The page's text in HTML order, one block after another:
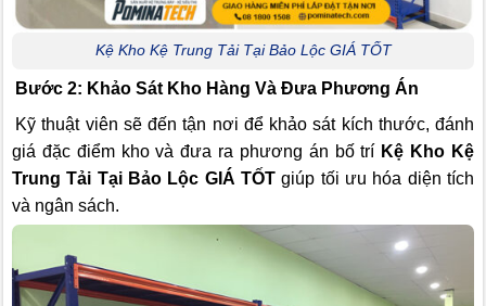
Kệ Kho Kệ Trung Tải Tại Bảo Lộc GIÁ TỐT
Bước 2: Khảo Sát Kho Hàng Và Đưa Phương Án
Kỹ thuật viên sẽ đến tận nơi để khảo sát kích thước, đánh
giá đặc điểm kho và đưa ra phương án bố trí Kệ Kho Kệ
Trung Tải Tại Bảo Lộc GIÁ TỐT giúp tối ưu hóa diện tích
và ngân sách.